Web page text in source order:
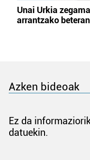
Unai Urkia
arrantzako
Azken bideoak
Ez da
datuekin.